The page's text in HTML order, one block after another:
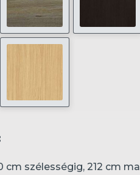
cm szélességig, 212 cm